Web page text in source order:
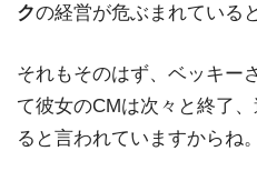
クの経営が危ぶまれている
それもそのはず、ベッキー
て彼女のCMは次々と終了
ると言われていますからね。